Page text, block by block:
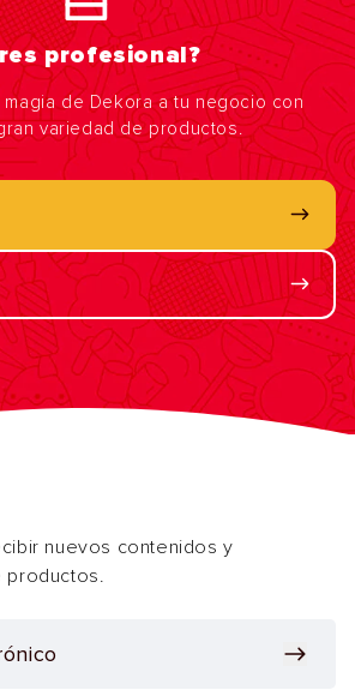
profesional?
magia de Dekora a tu negocio con
variedad de productos.
nuevos contenidos y
productos.